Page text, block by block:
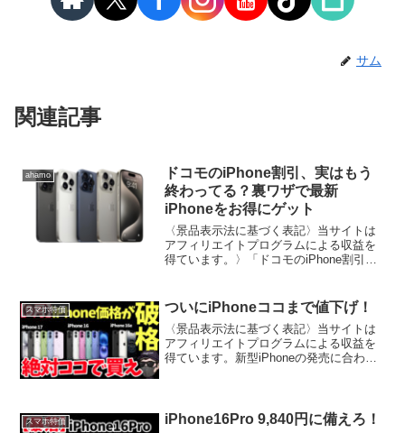
サム
関連記事
ahamo
ドコモのiPhone割引、実はもう
終わってる？裏ワザで最新
iPhoneをお得にゲット
〈景品表示法に基づく表記〉当サイトは
アフィリエイトプログラムによる収益を
得ています。〉「ドコモのiPhone割引が
は、irumoサイトでiPhone 15 Plusがめ
ち...
スマホ特価 ついにiPhoneココまで値下げ！
〈景品表示法に基づく表記〉当サイトは
アフィリエイトプログラムによる収益を
得ています。新型iPhoneの発売に合わせ
スマホ特価 iPhone16Pro 9,840円に備えろ！